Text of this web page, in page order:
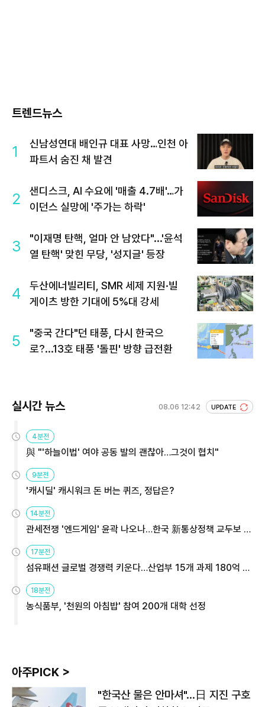
트렌드뉴스
1
신남성연대 배인규 대표 사망…인천 아
파트서 숨진 채 발견
2
샌디스크, AI 수요에 '매출 4.7배'…가
이던스 실망에 '주가는 하락'
3
"이재명 탄핵, 얼마 안 남았다"...'윤석
열 탄핵' 맞힌 무당, '성지글' 등장
4
두산에너빌리티, SMR 세제 지원·빌
게이츠 방한 기대에 5%대 강세
5
"중국 간다"던 태풍, 다시 한국으
로?...13호 태풍 '돌핀' 방향 급전환
실시간 뉴스 08.06 12:42 UPDATE
4분전
與 "'하늘이법' 여야 공동 발의 괜찮아…그것이 협치"
9분전
'캐시딜' 캐시워크 돈 버는 퀴즈, 정답은?
14분전
관세전쟁 '엔드게임' 윤곽 나오나…한국 新통상정책 교두보 활
용해야
17분전
섬유패션 글로벌 경쟁력 키운다…산업부 15개 과제 180억 지
원
18분전
농식품부, '천원의 아침밥' 참여 200개 대학 선정
아주PICK >
"한국산 물은 안마셔"…日 지진 구호